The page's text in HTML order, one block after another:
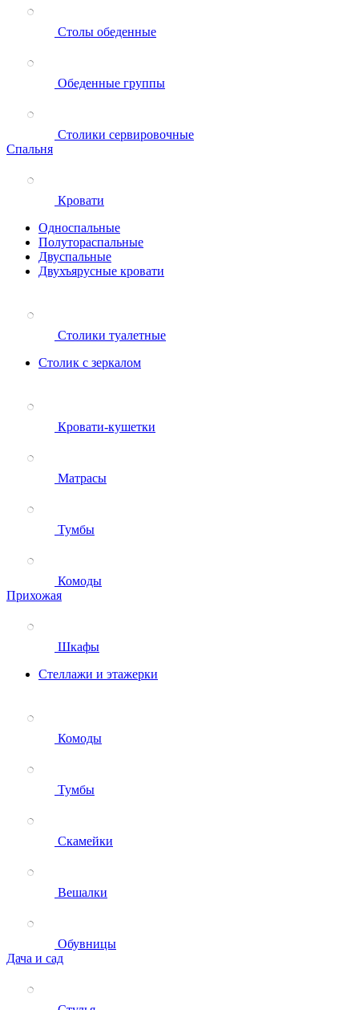
Столы обеденные
Обеденные группы
Столики сервировочные
Спальня
Кровати
Односпальные
Полутораспальные
Двуспальные
Двухъярусные кровати
Столики туалетные
Столик с зеркалом
Кровати-кушетки
Матрасы
Тумбы
Комоды
Прихожая
Шкафы
Стеллажи и этажерки
Комоды
Тумбы
Скамейки
Вешалки
Обувницы
Дача и сад